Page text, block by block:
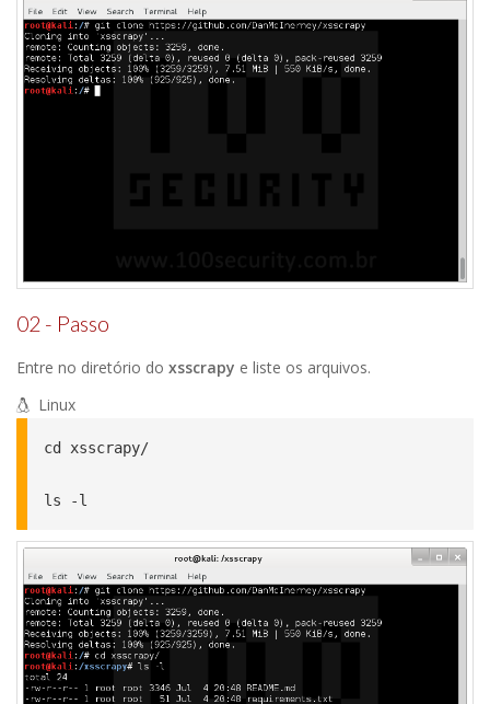
02 - Passo
Entre no diretório do xsscrapy e liste os arquivos.
Linux
cd xsscrapy/
ls -l